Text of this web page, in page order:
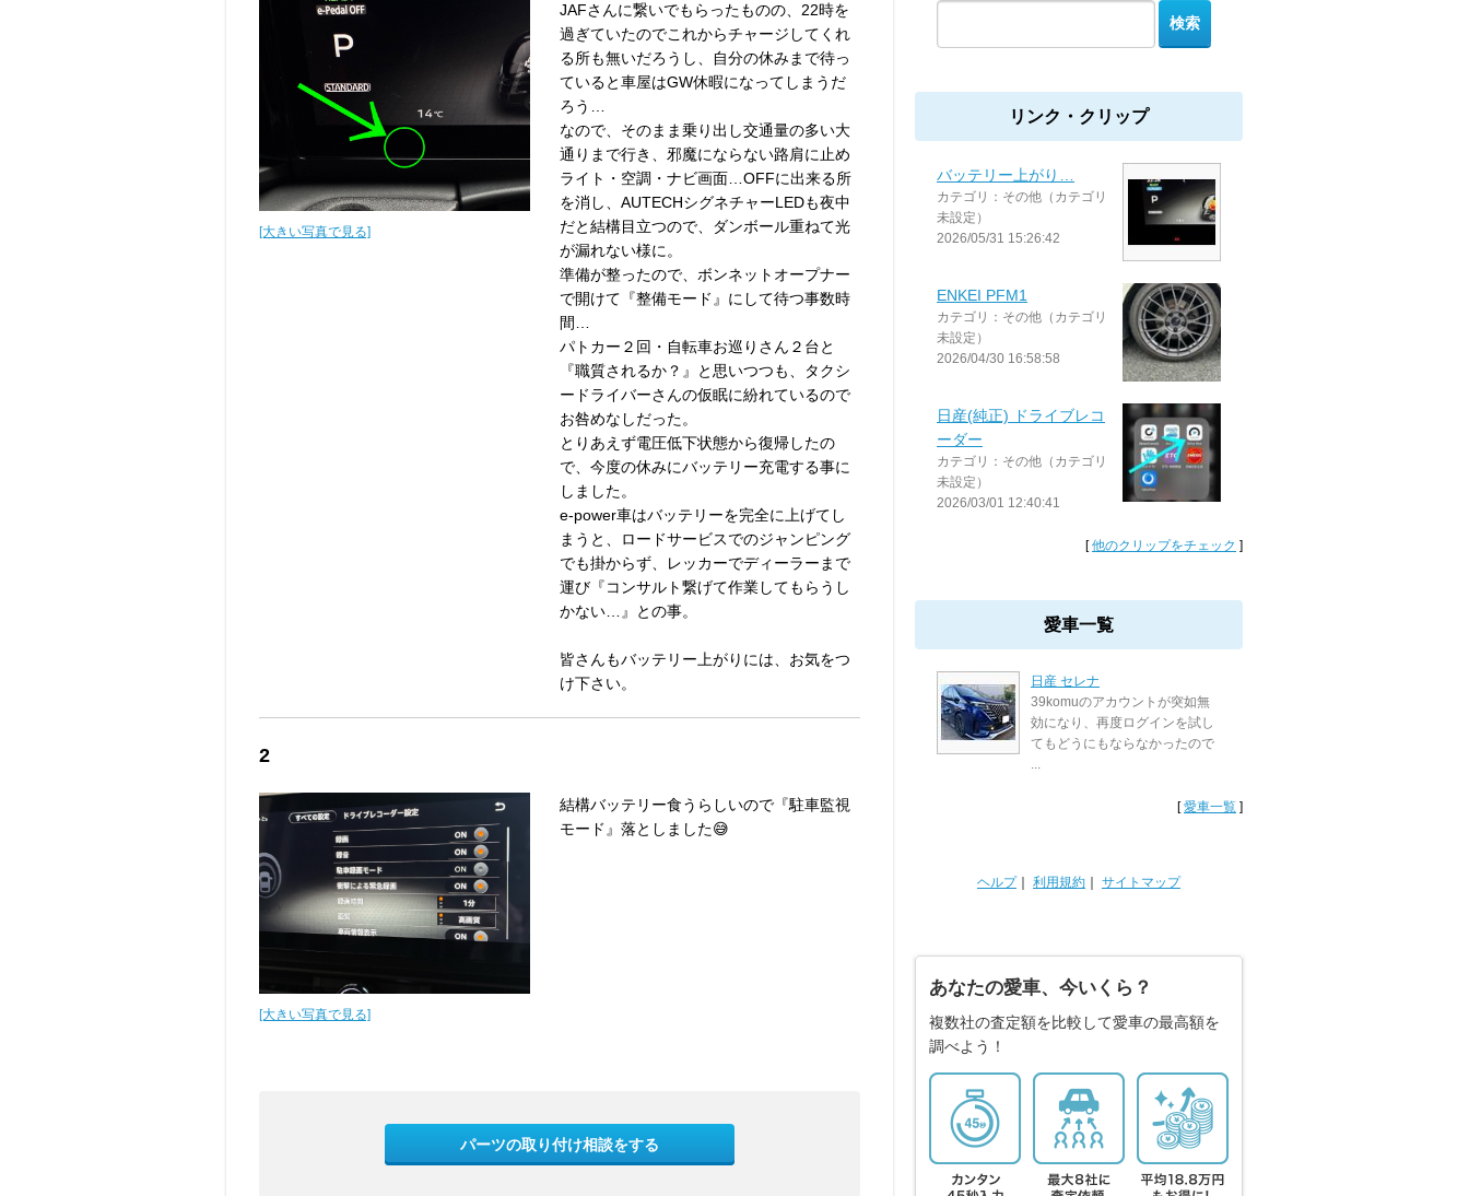
[大きい写真で見る]
JAFさんに繋いでもらったものの、22時を
過ぎていたのでこれからチャージしてくれ
る所も無いだろうし、自分の休みまで待っ
ていると車屋はGW休暇になってしまうだ
ろう…
なので、そのまま乗り出し交通量の多い大
通りまで行き、邪魔にならない路肩に止め
ライト・空調・ナビ画面…OFFに出来る所
を消し、AUTECHシグネチャーLEDも夜中
だと結構目立つので、ダンボール重ねて光
が漏れない様に。
準備が整ったので、ボンネットオープナー
で開けて『整備モード』にして待つ事数時
間…
パトカー２回・自転車お巡りさん２台と
『職質されるか？』と思いつつも、タクシ
ードライバーさんの仮眠に紛れているので
お咎めなしだった。
とりあえず電圧低下状態から復帰したの
で、今度の休みにバッテリー充電する事に
しました。
e-power車はバッテリーを完全に上げてし
まうと、ロードサービスでのジャンピング
でも掛からず、レッカーでディーラーまで
運び『コンサルト繋げて作業してもらうし
かない…』との事。
皆さんもバッテリー上がりには、お気をつ
け下さい。
2
[大きい写真で見る]
結構バッテリー食うらしいので『駐車監視
モード』落としました😅
パーツの取り付け相談をする
リンク・クリップ
バッテリー上がり…
カテゴリ：その他（カテゴリ
未設定）
2026/05/31 15:26:42
ENKEI PFM1
カテゴリ：その他（カテゴリ
未設定）
2026/04/30 16:58:58
日産(純正) ドライブレコ
ーダー
カテゴリ：その他（カテゴリ
未設定）
2026/03/01 12:40:41
[他のクリップをチェック ]
愛車一覧
日産 セレナ
39komuのアカウントが突如無
効になり、再度ログインを試し
てもどうにもならなかったので
...
[愛車一覧 ]
ヘルプ｜ 利用規約 サイトマップ
あなたの愛車、今いくら？
複数社の査定額を比較して愛車の最高額を
調べよう！